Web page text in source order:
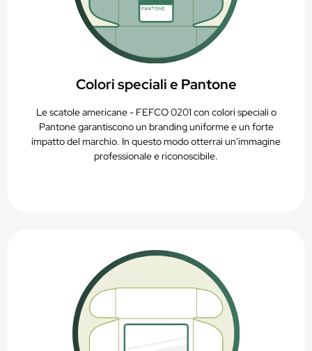
Colori speciali e Pantone
Le scatole americane - FEFCO 0201 con colori speciali o
Pantone garantiscono un branding uniforme e un forte
impatto del marchio. In questo modo otterrai un'immagine
professionale e riconoscibile.